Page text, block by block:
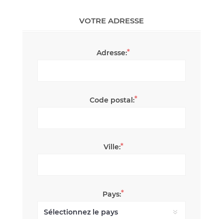
VOTRE ADRESSE
Adresse:*
Code postal:*
Ville:*
Pays:*